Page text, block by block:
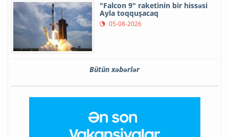
"Falcon 9" raketinin bir hissəsi
Ayla toqquşacaq
05-08-2026
Bütün xəbərlər